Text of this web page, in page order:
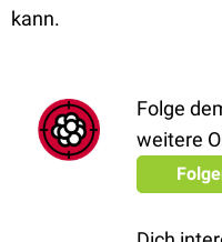
kann.
Folge
weitere